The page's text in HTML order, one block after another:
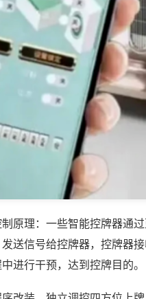
原理：一些智能控牌器通
送信号给控牌器，控牌器
进行干预，达到控牌目的。